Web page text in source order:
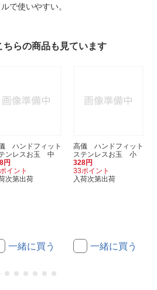
で使いやすい。
ちらの商品も見ています
ハンドフィット
ンレスお玉 中
円
イント
次第出荷
一緒に買う
高儀 ハンドフィット
ステンレスお玉 小
328円
33ポイント
入荷次第出荷
一緒に買う